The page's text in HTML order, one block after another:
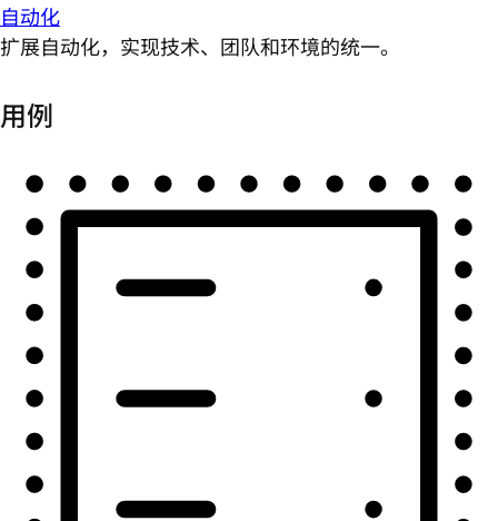
自动化
扩展自动化，实现技术、团队和环境的统一。
用例